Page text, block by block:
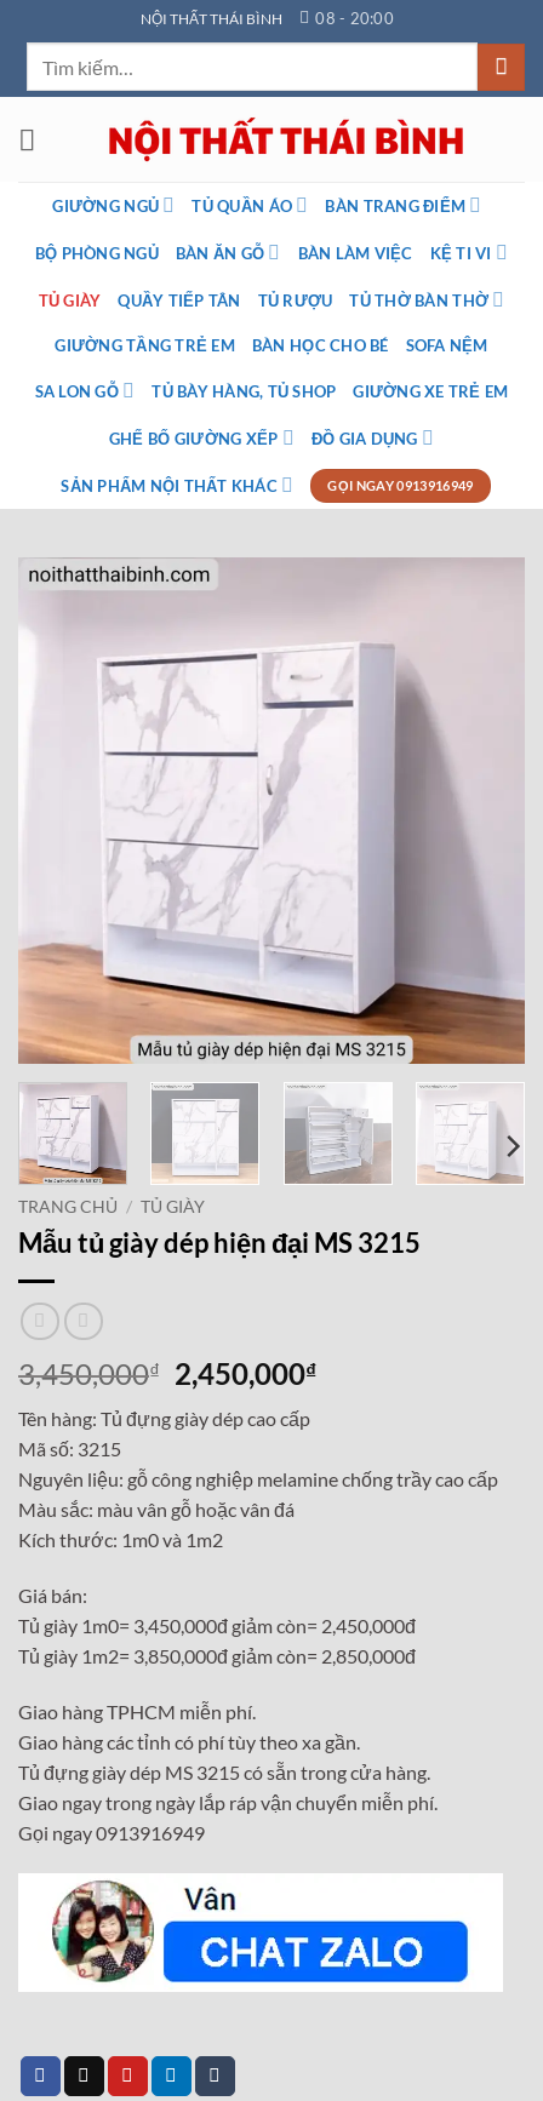
qua
dung
NỘI THẤT THÁI BÌNH 08 - 20:00
GIƯỜNG NGỦ TỦ QUẦN ÁO BÀN TRANG ĐIỂM
BỘ PHÒNG NGỦ BÀN ĂN GỖ BÀN LÀM VIỆC KỆ TI VI
TỦ GIÀY QUẦY TIẾP TÂN TỦ RƯỢU TỦ THỜ BÀN THỜ
GIƯỜNG TẦNG TRẺ EM BÀN HỌC CHO BÉ SOFA NỆM
SA LON GỖ TỦ BÀY HÀNG, TỦ SHOP GIƯỜNG XE TRẺ EM
GHẾ BỐ GIƯỜNG XẾP ĐỒ GIA DỤNG
SẢN PHẨM NỘI THẤT KHÁC GỌI NGAY 0913916949
TRANG CHỦ / TỦ GIÀY
Mẫu tủ giày dép hiện đại MS 3215
3,450,000₫
Giá
gốc
là:
2,450,000₫Giá
2,450,000₫.
Tên hàng: Tủ đựng giày dép cao cấp
Mã số: 3215
Nguyên liệu: gỗ công nghiệp melamine chống trầy cao cấp
Màu sắc: màu vân gỗ hoặc vân đá
Kích thước: 1m0 và 1m2
Giá bán:
Tủ giày 1m0= 3,450,000đ giảm còn= 2,450,000đ
Tủ giày 1m2= 3,850,000đ giảm còn= 2,850,000đ
Giao hàng TPHCM miễn phí.
Giao hàng các tỉnh có phí tùy theo xa gần.
Tủ đựng giày dép MS 3215 có sẵn trong cửa hàng.
Giao ngay trong ngày lắp ráp vận chuyển miễn phí.
Gọi ngay 0913916949